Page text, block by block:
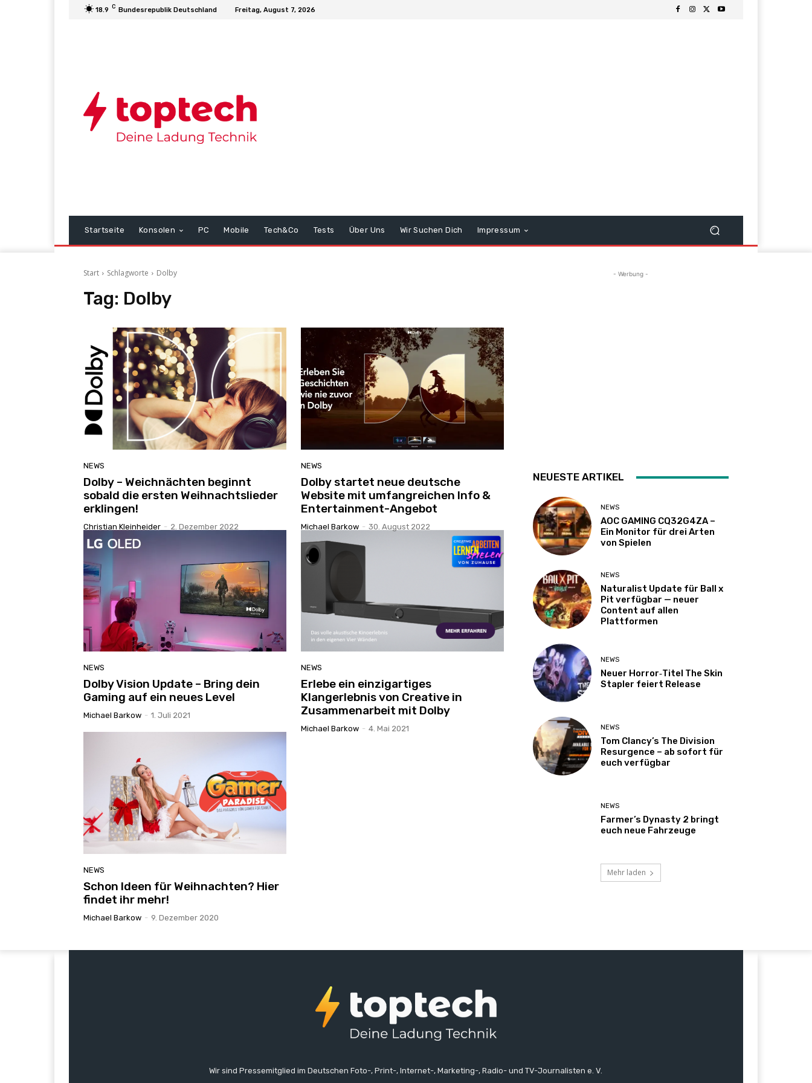
18.9 C Bundesrepublik Deutschland Freitag, August 7, 2026
Startseite Konsolen PC Mobile Tech&Co Tests Über Uns Wir Suchen Dich Impressum
Start Schlagworte Dolby
Tag: Dolby
NEWS
Dolby – Weichnächten beginnt
sobald die ersten Weihnachtslieder
erklingen!
Christian Kleinheider - 2. Dezember 2022
NEWS
Dolby startet neue deutsche
Website mit umfangreichen Info &
Entertainment-Angebot
Michael Barkow - 30. August 2022
NEWS
Dolby Vision Update – Bring dein
Gaming auf ein neues Level
Michael Barkow - 1. Juli 2021
NEWS
Erlebe ein einzigartiges
Klangerlebnis von Creative in
Zusammenarbeit mit Dolby
Michael Barkow - 4. Mai 2021
NEWS
Schon Ideen für Weihnachten? Hier
findet ihr mehr!
Michael Barkow - 9. Dezember 2020
- Werbung -
NEUESTE ARTIKEL
NEWS
AOC GAMING CQ32G4ZA –
Ein Monitor für drei Arten
von Spielen
NEWS
Naturalist Update für Ball x
Pit verfügbar — neuer
Content auf allen
Plattformen
NEWS
Neuer Horror‑Titel The Skin
Stapler feiert Release
NEWS
Tom Clancy’s The Division
Resurgence – ab sofort für
euch verfügbar
NEWS
Farmer’s Dynasty 2 bringt
euch neue Fahrzeuge
Mehr laden
Wir sind Pressemitglied im Deutschen Foto-, Print-, Internet-, Marketing-, Radio- und TV-Journalisten e. V.